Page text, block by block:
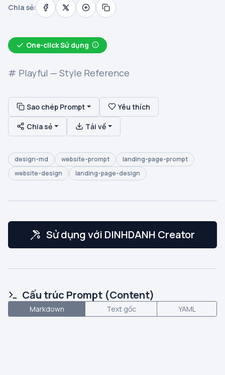
Chia sẻ:
One-click Sử dụng
# Playful — Style Reference
Sao chép Prompt Yêu thích
Chia sẻ Tải về
design-md website-prompt
landing-page-prompt
website-design
landing-page-design
Sử dụng với DINHDANH Creator
Cấu trúc Prompt (Content)
Markdown Text gốc YAML